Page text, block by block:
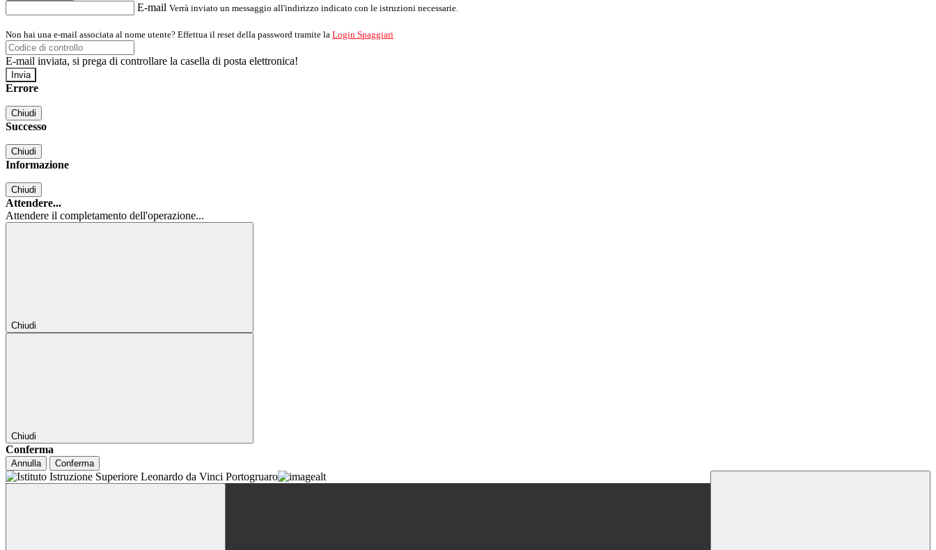
E-mail Verrà inviato un messaggio all'indirizzo indicato con le istruzioni necessarie.
Non hai una e-mail associata al nome utente? Effettua il reset della password tramite la Login Spaggiari
E-mail inviata, si prega di controllare la casella di posta elettronica!
Errore
Chiudi
Successo
Chiudi
Informazione
Chiudi
Attendere...
Attendere il completamento dell'operazione...
Chiudi
Chiudi
Conferma
Annulla Conferma